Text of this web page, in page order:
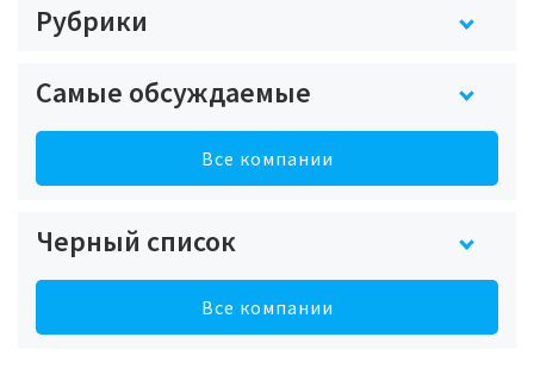
Рубрики
Самые обсуждаемые
Все компании
Черный список
Все компании